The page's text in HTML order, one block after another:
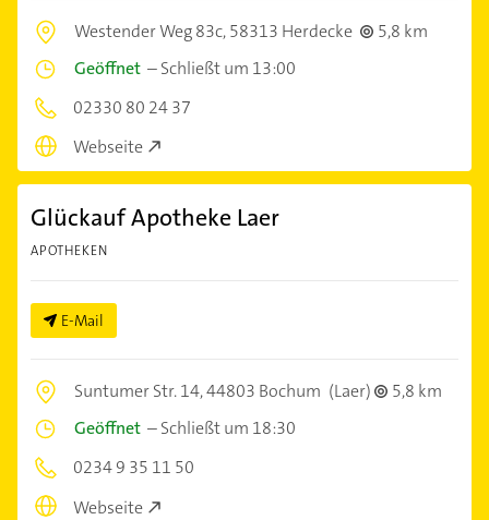
Westender Weg 83c,58313 Herdecke
5,8 km
Geöffnet –Schließt um 13:00
02330 80 24 37
Webseite
Glückauf Apotheke Laer
APOTHEKEN
E-Mail
Suntumer Str. 14,44803 Bochum (Laer)
5,8 km
Geöffnet –Schließt um 18:30
0234 9 35 11 50
Webseite